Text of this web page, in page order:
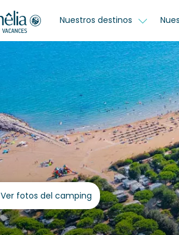
Nuestros destinos
Ver fotos del camping